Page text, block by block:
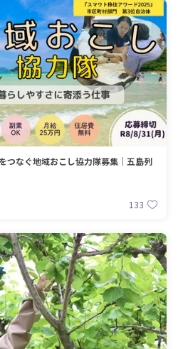
つなぐ地域おこし協力隊募集｜五島列
133